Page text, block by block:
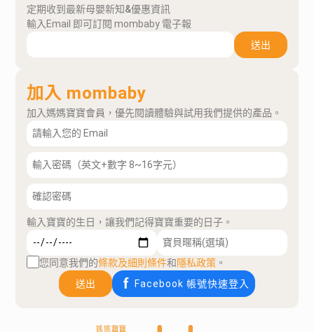
定期收到最新母嬰新知&優惠資訊
輸入Email 即可訂閱 mombaby 電子報
送出
加入 mombaby
加入媽媽寶寶會員，優先閱讀體驗與試用我們提供的產品。
輸入寶寶的生日，讓我們記得寶寶重要的日子。
您同意我們的條款及細則條件和隱私政策 。
送出
Facebook 帳號快速登入